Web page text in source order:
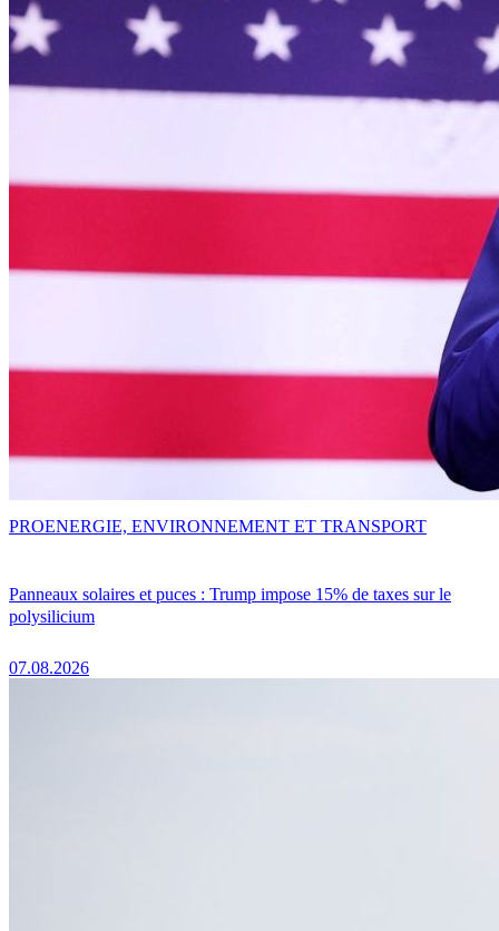
Panneaux solaires et puces : Trump impose 15% de taxes sur le
polysilicium
07.08.2026
PROENERGIE, ENVIRONNEMENT ET TRANSPORT